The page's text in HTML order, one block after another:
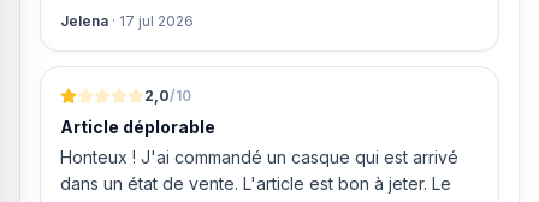
weigeren ze gewoon om mijn geld volledig terug te
van MIJN geld inhouden!
Jelena · 17 jul 2026
2,0/10
Article déplorable
Honteux ! J'ai commandé un casque qui est arrivé
dans un état de vente. L'article est bon à jeter. Le